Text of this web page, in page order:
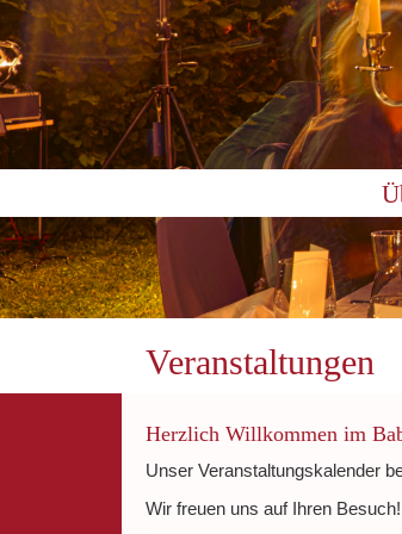
Veranstaltungen
Herzlich Willkommen im
Unser Veranstaltungskalender
Wir freuen uns auf Ihren Besuch!
0:00
2:00
5:00